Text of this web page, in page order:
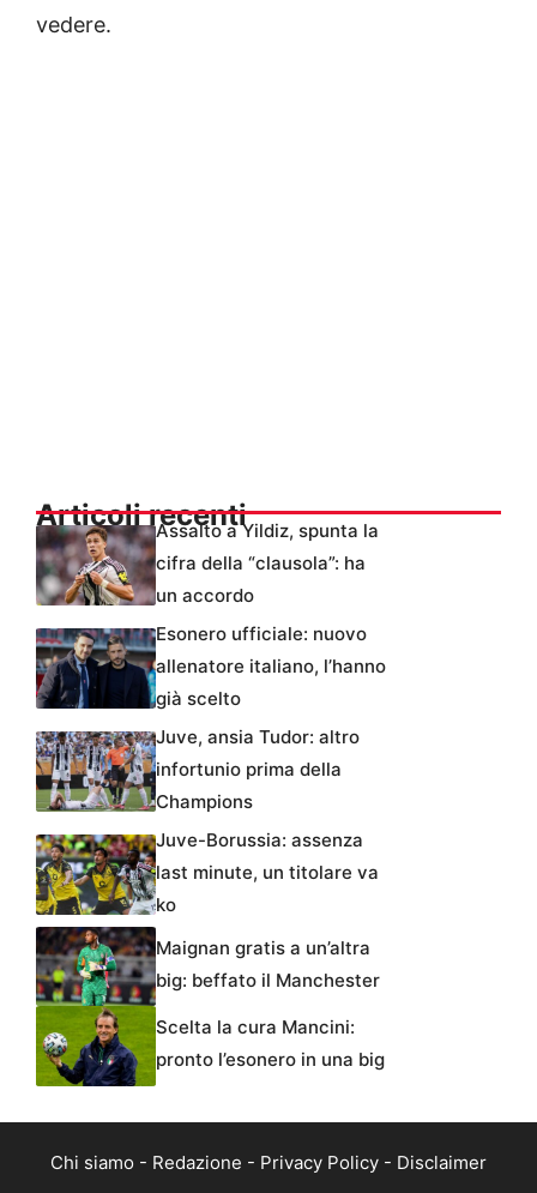
vedere.
Articoli recentiAssalto a Yildiz, spunta la
cifra della “clausola”: ha
un accordo
Esonero ufficiale: nuovo
allenatore italiano, l’hanno
già scelto
Juve, ansia Tudor: altro
infortunio prima della
Champions
Juve-Borussia: assenza
last minute, un titolare va
ko
Maignan gratis a un’altra
big: beffato il Manchester
Scelta la cura Mancini:
pronto l’esonero in una big
Chi siamo - Redazione - Privacy Policy - Disclaimer